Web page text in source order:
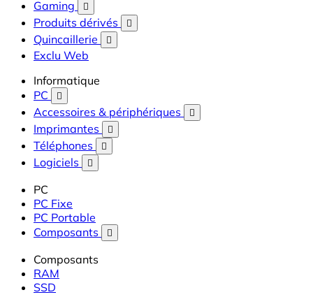
Gaming 
Produits dérivés 
Quincaillerie 
Exclu Web
Informatique
PC

Accessoires & périphériques 
Imprimantes 
Téléphones 
Logiciels 
PC
PC Fixe
PC Portable
Composants

Composants
RAM
SSD